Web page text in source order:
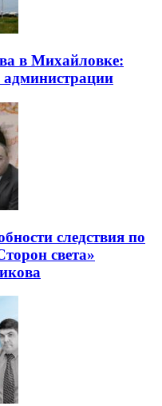
в Михайловке:
следствия по
света»